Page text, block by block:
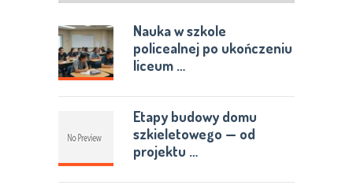
Nauka w szkole
policealnej po ukończeniu
liceum …
Etapy budowy domu
szkieletowego — od
projektu …